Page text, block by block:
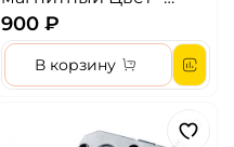
Золото
900 ₽
В корзину